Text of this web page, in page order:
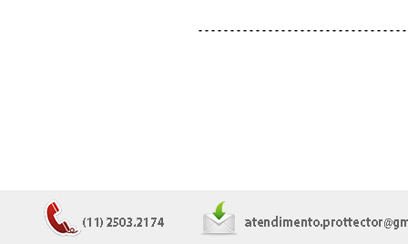
- - - - - - - - - - - - - - - - - - - - - - - - - - - - - - - -